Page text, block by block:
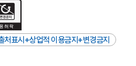
처표시+상업적 이용금지+변경금지